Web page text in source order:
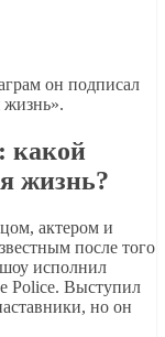
он подписал
жизнь».
какой
жизнь?
актером и
после того
исполнил
Police. Выступил
но он